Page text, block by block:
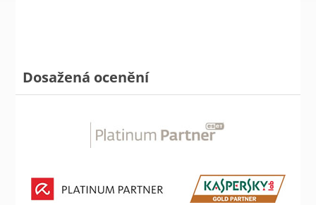
Dosažená ocenění